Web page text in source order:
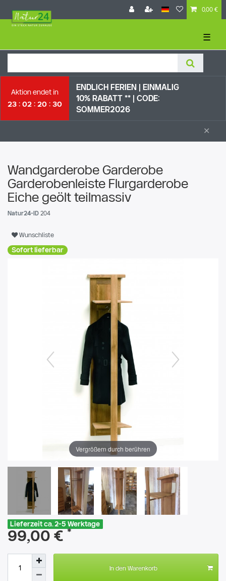
0,00 €
☰
Aktion endet in
23
02 20 29
ENDLICH FERIEN | EI NMALIG
10% RABATT ** | CODE:
SOMMER2026
×
Wandgarderobe Garderobe
Garderobenleiste Flurgarderobe
Eiche geölt teilmassiv
Natur24-ID 204
Wunschliste
Sofort lieferbar
Vergrößern durch berühren
Lieferzeit ca. 2-5 Werktage
99,00 € *
In den Warenkorb